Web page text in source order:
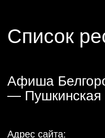
Список
Афиша
— Пушкинская
Адрес сайта: